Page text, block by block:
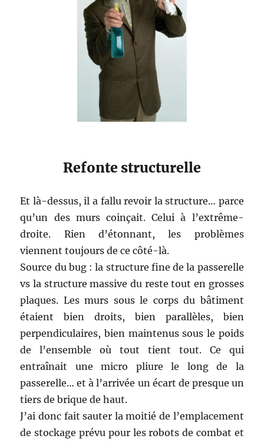
Refonte structurelle
Et là-dessus, il a fallu revoir la structure… parce
qu’un des murs coinçait. Celui à l’extrême-
droite. Rien d’étonnant, les problèmes
viennent toujours de ce côté-là.
Source du bug : la structure fine de la passerelle
vs la structure massive du reste tout en grosses
plaques. Les murs sous le corps du bâtiment
étaient bien droits, bien parallèles, bien
perpendiculaires, bien maintenus sous le poids
de l’ensemble où tout tient tout. Ce qui
entraînait une micro pliure le long de la
passerelle… et à l’arrivée un écart de presque un
tiers de brique de haut.
J’ai donc fait sauter la moitié de l’emplacement
de stockage prévu pour les robots de combat et